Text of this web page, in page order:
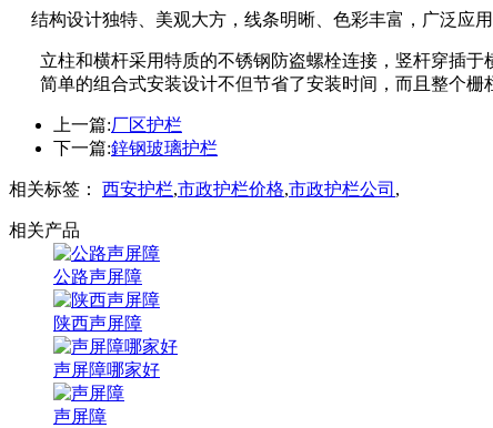
结构设计独特、美观大方，线条明晰、色彩丰富，广泛应用
立柱和横杆采用特质的不锈钢防盗螺栓连接，竖杆穿插于
简单的组合式安装设计不但节省了安装时间，而且整个栅
上一篇:厂区护栏
下一篇:鋅钢玻璃护栏
相关标签： 西安护栏,市政护栏价格,市政护栏公司 ,
相关产品
公路声屏障
陕西声屏障
声屏障哪家好
声屏障